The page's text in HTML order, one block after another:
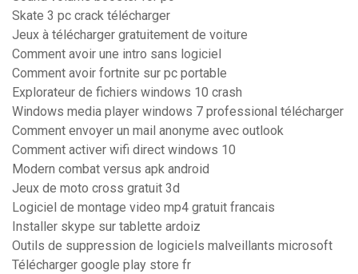
Skate 3 pc crack télécharger
Jeux à télécharger gratuitement de voiture
Comment avoir une intro sans logiciel
Comment avoir fortnite sur pc portable
Explorateur de fichiers windows 10 crash
Windows media player windows 7 professional télécharger
Comment envoyer un mail anonyme avec outlook
Comment activer wifi direct windows 10
Modern combat versus apk android
Jeux de moto cross gratuit 3d
Logiciel de montage video mp4 gratuit francais
Installer skype sur tablette ardoiz
Outils de suppression de logiciels malveillants microsoft
Télécharger google play store fr